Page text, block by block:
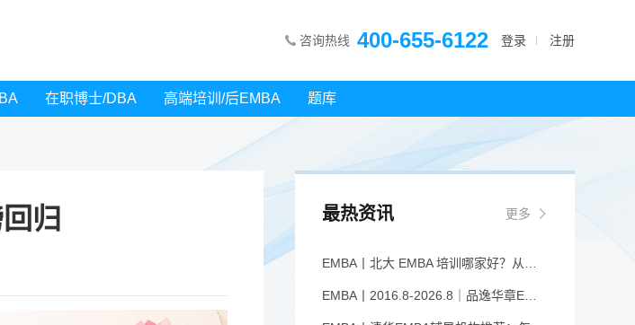
咨询热线 400-655-6122 登录 注册
在职博士/DBA 高端培训/后EMBA 题库
归 最热资讯 更多
EMBA丨2016.8-2026.8｜品逸华章EMBA10周年：一群人，一条上岸路